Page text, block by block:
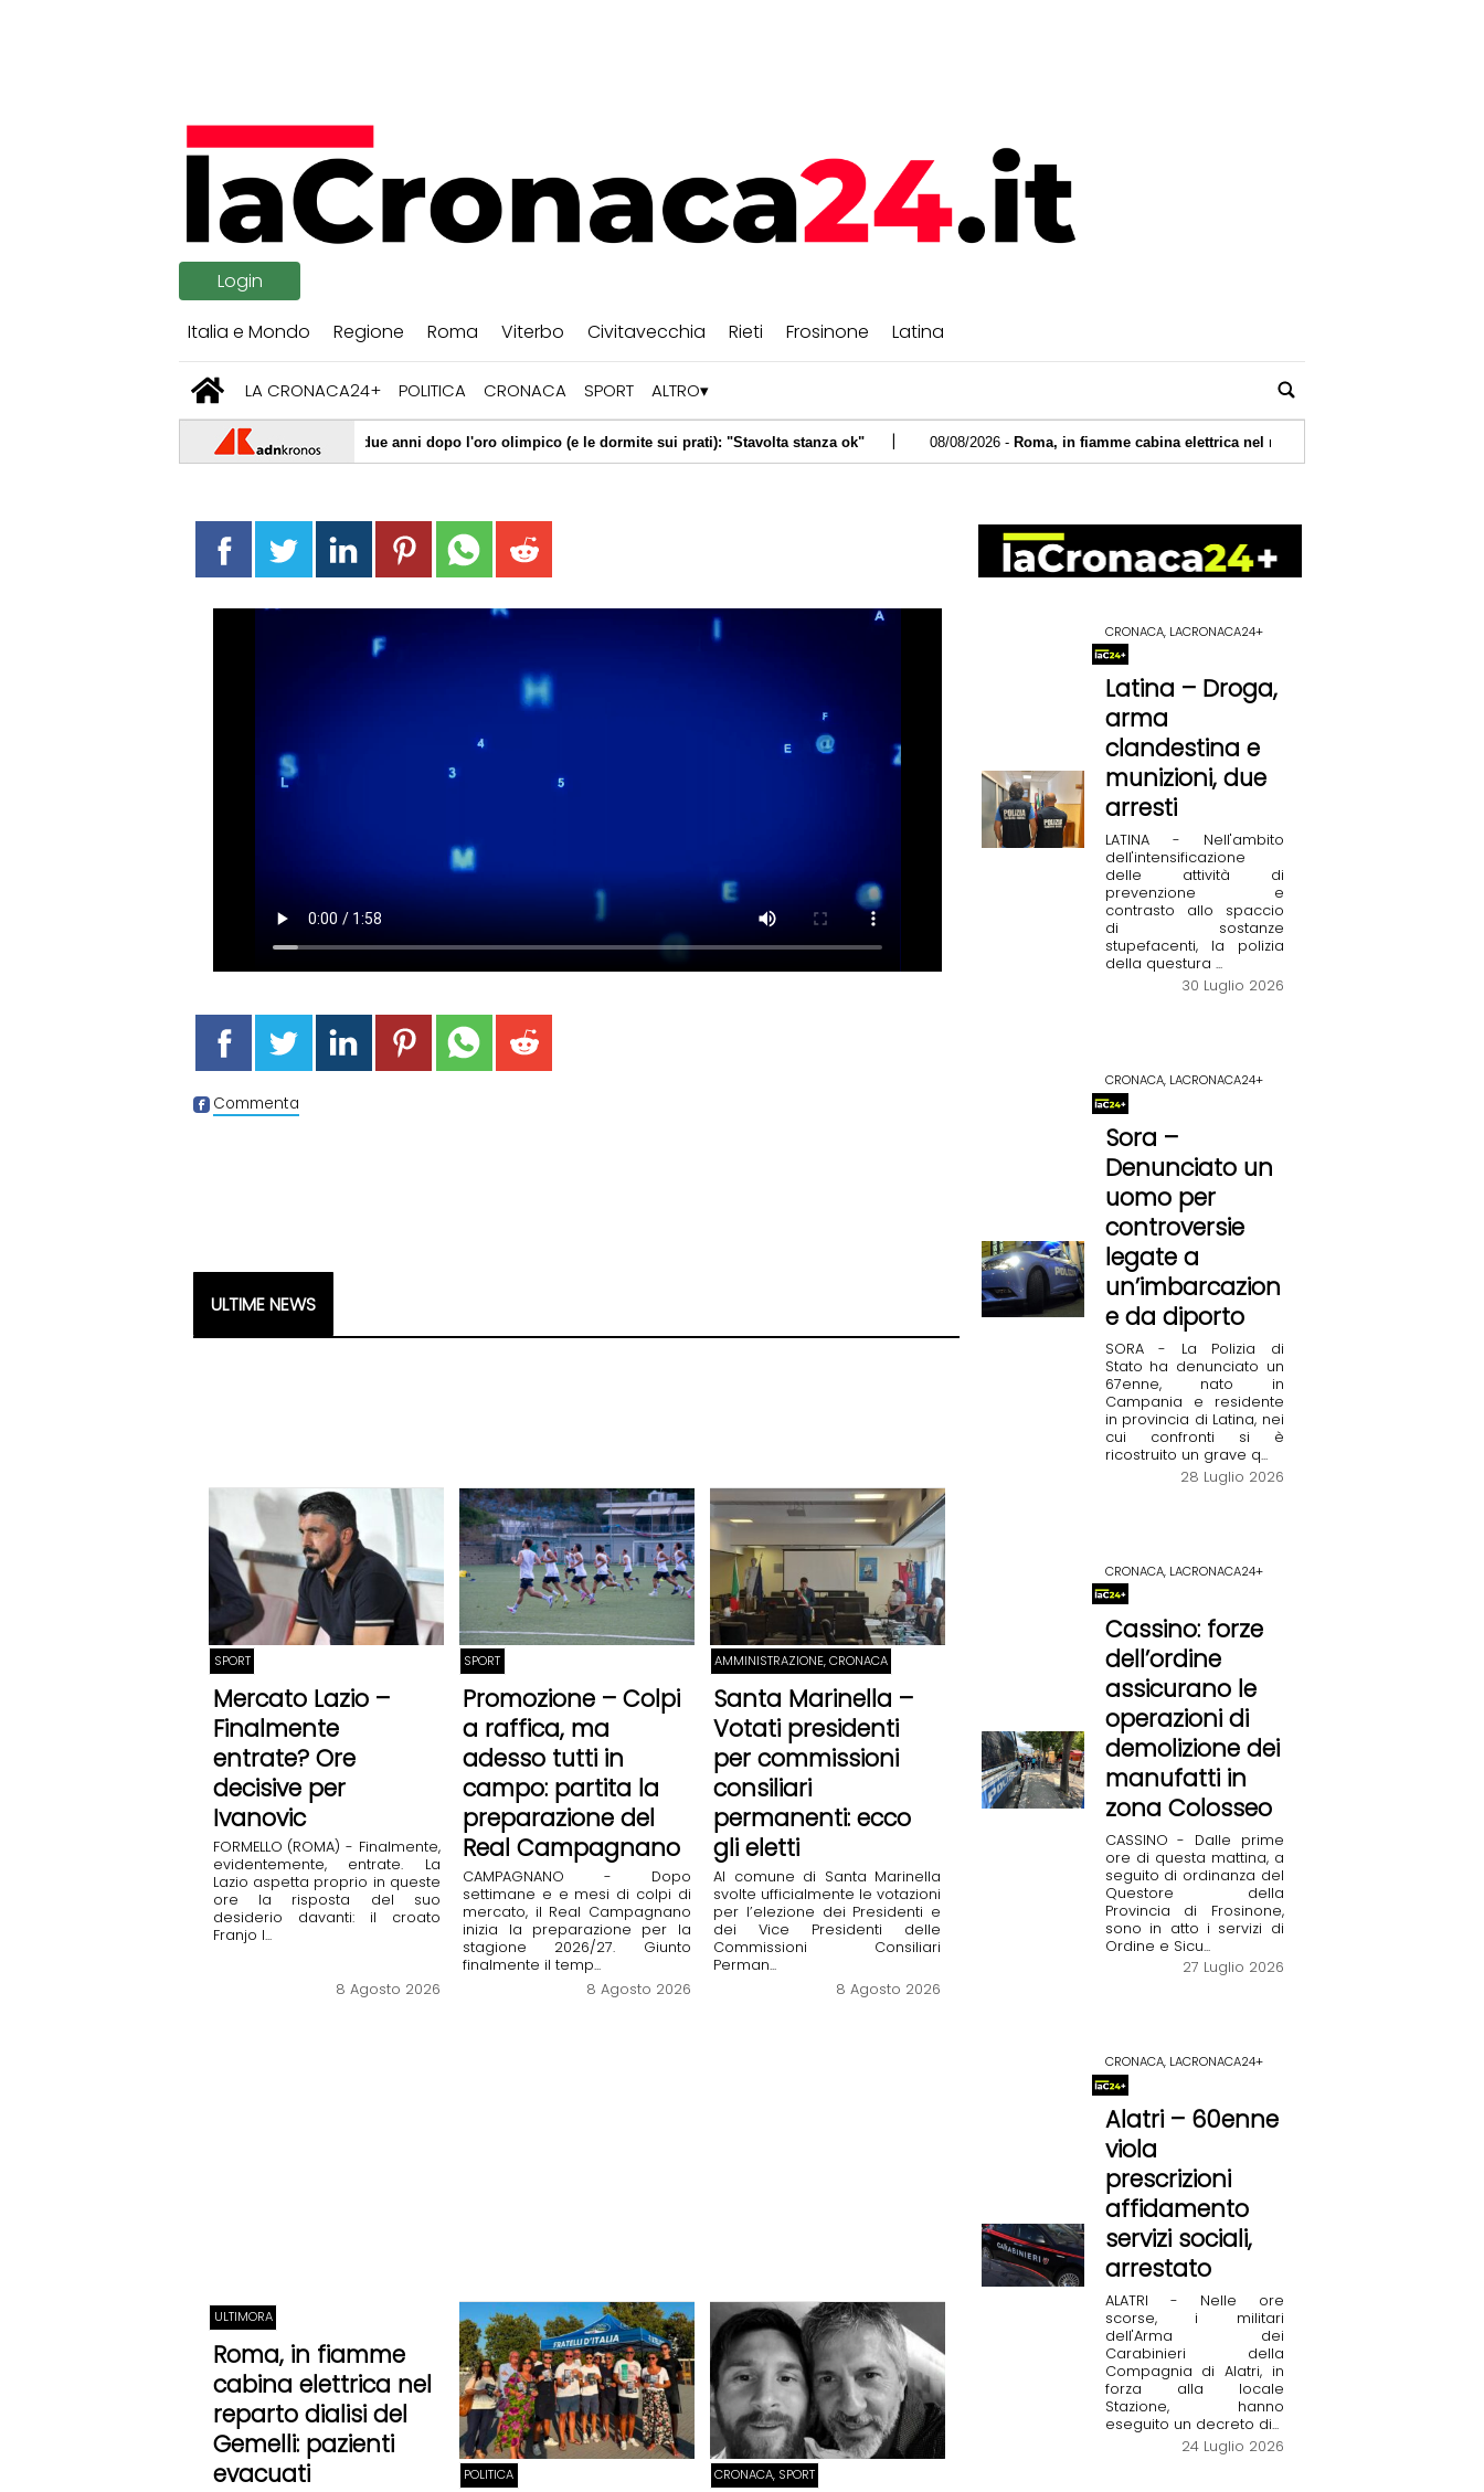
Login
Italia e Mondo
Regione Roma Viterbo Civitavecchia Rieti Frosinone Latina
LA CRONACA24+ POLITICA CRONACA SPORT ALTRO
Ceccon torna a Parigi due anni dopo l'oro olimpico (e le dormite sui prati): "Stavolta stanza ok"| 08/08/2026 - Roma, in fiamme cabina elettrica nel reparto dialisi del Gemelli: pazienti evacuati
Commenta
ULTIME NEWS
SPORT
Mercato Lazio –
Finalmente
entrate? Ore
decisive per
Ivanovic
FORMELLO (ROMA) - Finalmente,
evidentemente, entrate. La
Lazio aspetta proprio in queste
ore la risposta del suo
desiderio davanti: il croato
Franjo I...
8 Agosto 2026
SPORT
Promozione – Colpi
a raffica, ma
adesso tutti in
campo: partita la
preparazione del
Real Campagnano
CAMPAGNANO - Dopo
settimane e e mesi di colpi di
mercato, il Real Campagnano
inizia la preparazione per la
stagione 2026/27. Giunto
finalmente il temp...
8 Agosto 2026
AMMINISTRAZIONE, CRONACA
Santa Marinella –
Votati presidenti
per commissioni
consiliari
permanenti: ecco
gli eletti
Al comune di Santa Marinella
svolte ufficialmente le votazioni
per l’elezione dei Presidenti e
dei Vice Presidenti delle
Commissioni Consiliari
Perman...
8 Agosto 2026
ULTIMORA
Roma, in fiamme
cabina elettrica nel
reparto dialisi del
Gemelli: pazienti
evacuati
POLITICA CRONACA, SPORT
CRONACA, LACRONACA24+
Latina – Droga,
arma
clandestina e
munizioni, due
arresti
LATINA - Nell'ambito
dell'intensificazione
delle attività di
prevenzione e
contrasto allo spaccio
di sostanze
stupefacenti, la polizia
della questura ...
30 Luglio 2026
CRONACA, LACRONACA24+
Sora –
Denunciato un
uomo per
controversie
legate a
un’imbarcazion
e da diporto
SORA - La Polizia di
Stato ha denunciato un
67enne, nato in
Campania e residente
in provincia di Latina, nei
cui confronti si è
ricostruito un grave q...
28 Luglio 2026
CRONACA, LACRONACA24+
Cassino: forze
dell’ordine
assicurano le
operazioni di
demolizione dei
manufatti in
zona Colosseo
CASSINO - Dalle prime
ore di questa mattina, a
seguito di ordinanza del
Questore della
Provincia di Frosinone,
sono in atto i servizi di
Ordine e Sicu...
27 Luglio 2026
CRONACA, LACRONACA24+
Alatri – 60enne
viola
prescrizioni
affidamento
servizi sociali,
arrestato
ALATRI - Nelle ore
scorse, i militari
dell'Arma dei
Carabinieri della
Compagnia di Alatri, in
forza alla locale
Stazione, hanno
eseguito un decreto di...
24 Luglio 2026